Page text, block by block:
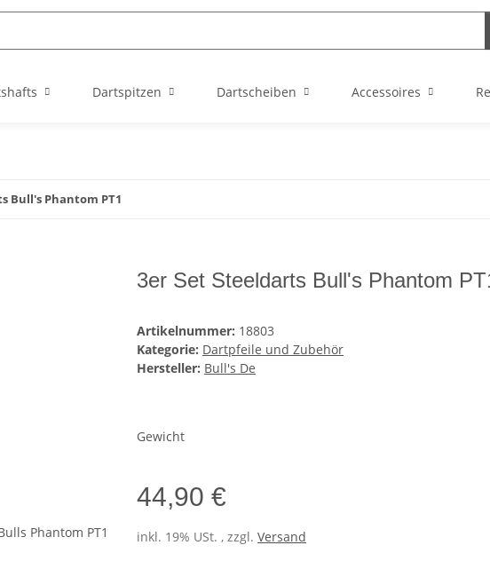
Dartspitzen Dartscheiben Accessoires
Bull's Phantom PT1
3er Set Steeldarts Bull's Phantom
Artikelnummer: 18803
Kategorie: Dartpfeile und Zubehör
Hersteller: Bull's De
Gewicht
44,90 €
inkl. 19% USt. , zzgl. Versand